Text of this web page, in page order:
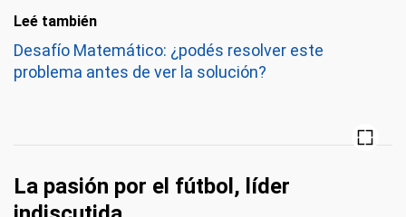
Leé también
Desafío Matemático: ¿podés resolver este
problema antes de ver la solución?
La pasión por el fútbol, líder